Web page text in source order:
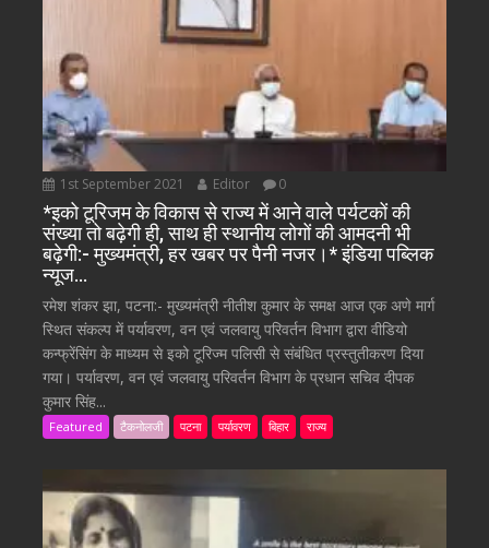
1st September 2021 Editor 0
*इको टूरिजम के विकास से राज्य में आने वाले पर्यटकों की
संख्या तो बढ़ेगी ही, साथ ही स्थानीय लोगों की आमदनी भी
बढ़ेगी:- मुख्यमंत्री, हर खबर पर पैनी नजर।* इंडिया पब्लिक
न्यूज…
रमेश शंकर झा, पटना:- मुख्यमंत्री नीतीश कुमार के समक्ष आज एक अणे मार्ग
स्थित संकल्प में पर्यावरण, वन एवं जलवायु परिवर्तन विभाग द्वारा वीडियो
कन्फ्रेंसिंग के माध्यम से इको टूरिज्म पलिसी से संबंधित प्रस्तुतीकरण दिया
गया। पर्यावरण, वन एवं जलवायु परिवर्तन विभाग के प्रधान सचिव दीपक
कुमार सिंह...
Featured टैकनोलजी पटना पर्यावरण बिहार राज्य